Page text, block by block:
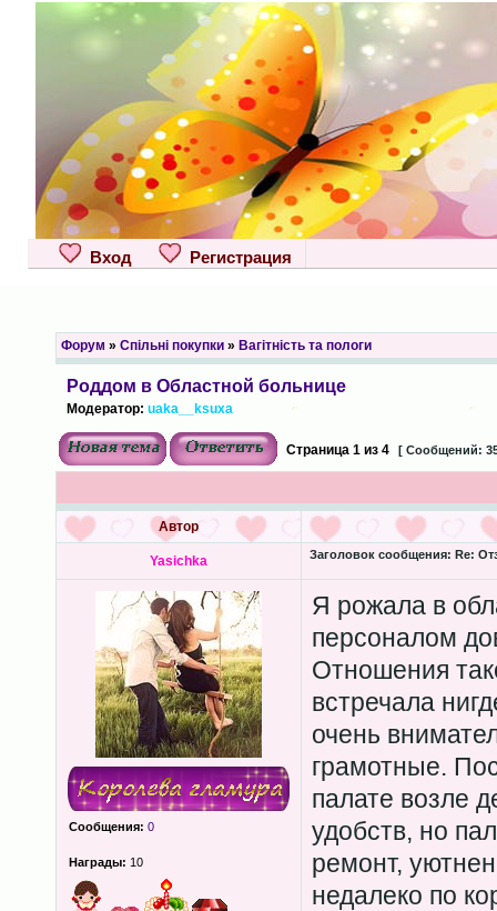
Вход Регистрация
Форум » Спільні покупки» Вагітність та пологи
Роддом в Областной больнице
Модератор: uaka__ksuxa
Страница 1из 4 [ Сообщений:
Автор
Yasichka Заголовок сообщения: Re:
Сообщения: 0
Награды: 10
Я рожала в
персоналом
Отношения
встречала
очень
грамотные.
палате возле
удобств, но
ремонт,
недалеко по